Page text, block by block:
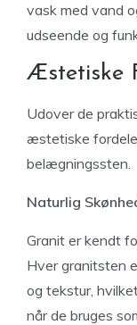
vask med vand
udseende og
Æstetiske
Udover de
æstetiske
belægningssten.
Naturlig
Granit er kendt
Hver granitsten
og tekstur,
når de bruges